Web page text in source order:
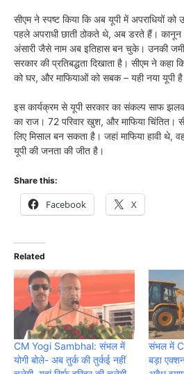
सीएम ने स्पष्ट किया कि अब यूपी में अपराधियों को
पहले अपराधी छाती ठोकते थे, अब डरते हैं। कानून
अंसारी जैसे नाम अब इतिहास बन चुके। उनकी
सरकार की प्रतिबद्धता दिखाता है। सीएम ने कहा
को घर, और माफियाओं को सबक – यही नया यूपी
इस कार्यक्रम से यूपी सरकार का संकल्प साफ
का राज। 72 परिवार खुश, और माफिया चिंतित।
लिए मिसाल बन सकता है। जहां माफिया हावी थे,
यूपी की जनता की जीत है।
Share this:
Facebook X
Related
CM Yogi Sambhal: संभल में
योगी बोले- अब तुर्क की तुर्कई नहीं
संभल में
बड़ा